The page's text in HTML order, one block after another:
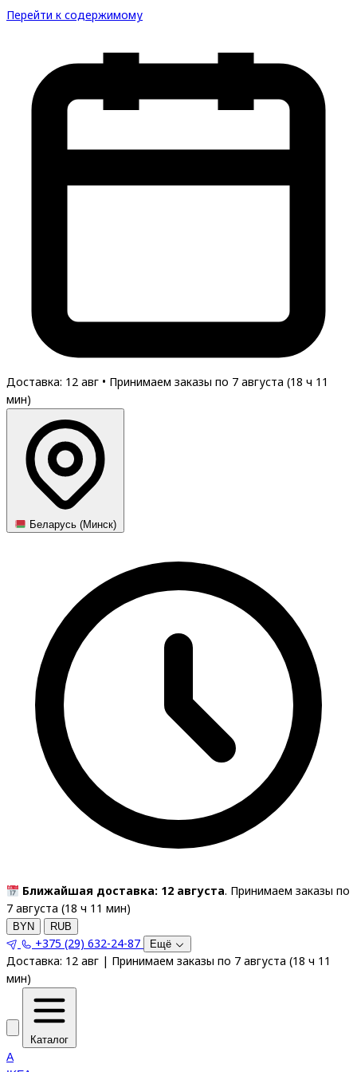
Перейти к содержимому
Доставка: 12 авг • Принимаем заказы по 7 августа (18 ч 11
мин)
Беларусь (Минск)
Ближайшая доставка: 12 августа. Принимаем заказы по
7 августа (18 ч 11 мин)
BYN RUB
+375 (29) 632-24-87 Ещё
Доставка: 12 авг | Принимаем заказы по 7 августа (18 ч 11
мин)
Каталог
A